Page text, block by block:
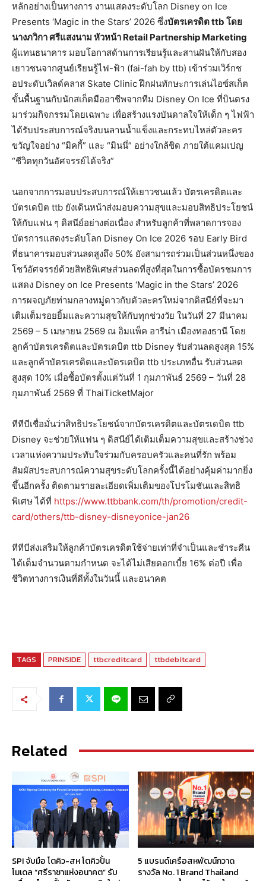
หลักอย่างเป็นทางการ งานแสดงระดับโลก Disney on Ice
Presents ‘Magic in the Stars’ 2026 ซึ่งบัตรเครดิตttb โดย
นางภวิกา ศรีแสงนาม หัวหน้า Retail Partnership Marketing
ผู้แทนธนาคาร มอบโอกาสด้านการเรียนรู้และสานฝันให้กับสอง
เยาวชนจากศูนย์เรียนรู้ไฟ-ฟ้า (fai-fah by ttb) เข้าร่วมเวิร์กช
อประดับเวิลด์คลาส Skate Clinic ฝึกฝนทักษะการเล่นไอซ์สเก็ต
ขั้นพื้นฐานกับนักสเก็ตมืออาชีพจากทีม Disney On Ice ที่บินตรง
มาร่วมกิจกรรมโดยเฉพาะ เพื่อสร้างแรงบันดาลใจให้เด็ก ๆ ไฟฟ้า
ได้รับประสบการณ์จริงบนลานน้ำแข็งและกระทบไหล่ตัวละคร
ขวัญใจอย่าง “มิคกี้” และ “มินนี่” อย่างใกล้ชิด ภายใต้แคมเปญ
“ชีวิตทุกวันอัศจรรย์ได้จริง”
นอกจากการมอบประสบการณ์ให้เยาวชนแล้ว บัตรเครดิตและ
บัตรเดบิต ttb ยังเดินหน้าส่งมอบความสุขและมอบสิทธิประโยชน์
ให้กับแฟน ๆ ดิสนีย์อย่างต่อเนื่อง สำหรับลูกค้าที่พลาดการจอง
บัตรการแสดงระดับโลก Disney On Ice 2026 รอบ Early Bird
ที่ธนาคารมอบส่วนลดสูงถึง 50% ยังสามารถร่วมเป็นส่วนหนึ่งของ
โชว์อัศจรรย์ด้วยสิทธิพิเศษส่วนลดที่สูงที่สุดในการซื้อบัตรชมการ
แสดง Disney on Ice Presents ‘Magic in the Stars’ 2026
การผจญภัยท่ามกลางหมู่ดาวกับตัวละครใหม่จากดิสนีย์ที่จะมา
เติมเต็มรอยยิ้มและความสุขให้กับทุกช่วงวัย ในวันที่ 27 มีนาคม
2569 – 5 เมษายน 2569 ณ อิมแพ็ค อารีน่า เมืองทองธานี โดย
ลูกค้าบัตรเครดิตและบัตรเดบิต ttb Disney รับส่วนลดสูงสุด 15%
และลูกค้าบัตรเครดิตและบัตรเดบิต ttb ประเภทอื่น รับส่วนลด
สูงสุด 10% เมื่อซื้อบัตรตั้งแต่วันที่ 1 กุมภาพันธ์ 2569 – วันที่ 28
กุมภาพันธ์ 2569 ที่ ThaiTicketMajor
ทีทีบีเชื่อมั่นว่าสิทธิประโยชน์จากบัตรเครดิตและบัตรเดบิต ttb
Disney จะช่วยให้แฟน ๆ ดิสนีย์ได้เติมเต็มความสุขและสร้างช่วง
เวลาแห่งความประทับใจร่วมกับครอบครัวและคนที่รัก พร้อม
สัมผัสประสบการณ์ความสุขระดับโลกครั้งนี้ได้อย่างคุ้มค่ามากยิ่ง
ขึ้นอีกครั้ง ติดตามรายละเอียดเพิ่มเติมของโปรโมชันและสิทธิ
พิเศษ ได้ที่ https://www.ttbbank.com/th/promotion/credit-
card/others/ttb-disney-disneyonice-jan26
ทีทีบีส่งเสริมให้ลูกค้าบัตรเครดิตใช้จ่ายเท่าที่จำเป็นและชำระคืน
ได้เต็มจำนวนตามกำหนด จะได้ไม่เสียดอกเบี้ย 16% ต่อปี เพื่อ
ชีวิตทางการเงินที่ดีทั้งในวันนี้ และอนาคต
TAGS PRINSIDE ttbcreditcard ttbdebitcard
Related
SPI จับมือ โตคิว-สห โตคิวปั้น
โมเดล “ศรีราชาแห่งอนาคต” รับ
5 แบรนด์เครือสหพัฒน์กวาด
รางวัล No. 1 Brand Thailand